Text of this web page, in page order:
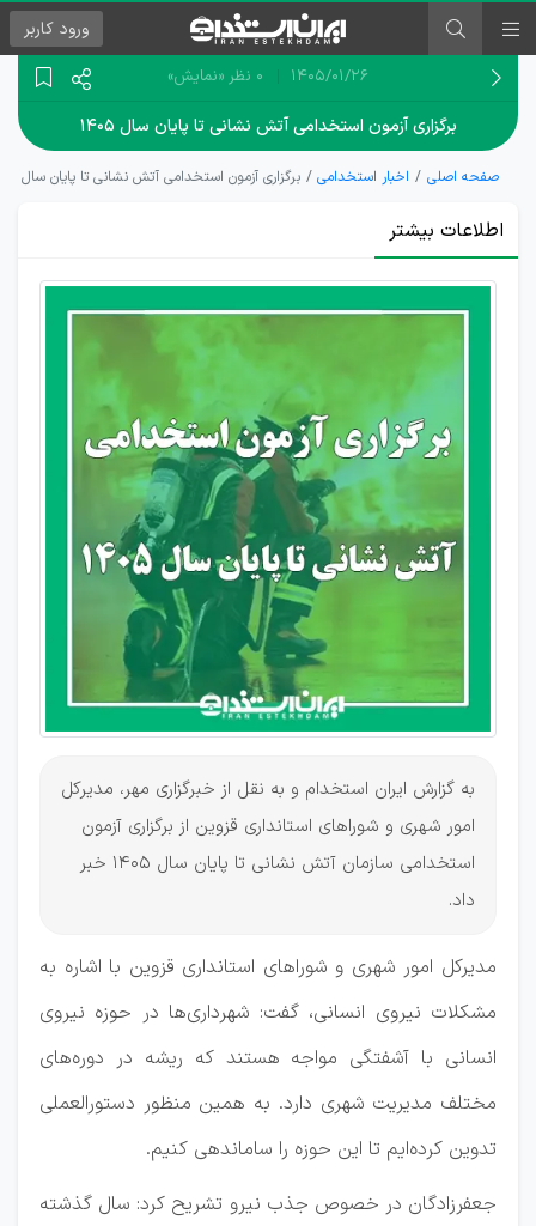
ورود کاربر
۱۴۰۵/۰۱/۲۶ 0 نظر «نمایش»
برگزاری آزمون استخدامی آتش نشانی تا پایان سال ۱۴۰۵
صفحه اصلی اخبار استخدامی برگزاری آزمون استخدامی آتش نشانی تا پایان سال ۱۴۰۵
اطلاعات بیشتر
زمان
برگزاری
آزمون
استخدام
آتش
نشانی
1405
به گزارش ایران استخدام و به نقل از خبرگزاری مهر، مدیرکل
امور شهری و شوراهای استانداری قزوین از برگزاری آزمون
استخدامی سازمان آتش نشانی تا پایان سال 1405 خبر
داد.
مدیرکل امور شهری و شوراهای استانداری قزوین با اشاره به
مشکلات نیروی انسانی، گفت: شهرداری‌ها در حوزه نیروی
انسانی با آشفتگی مواجه هستند که ریشه در دوره‌های
مختلف مدیریت شهری دارد. به همین منظور دستورالعملی
تدوین کرده‌ایم تا این حوزه را ساماندهی کنیم.
جعفرزادگان در خصوص جذب نیرو تشریح کرد: سال گذشته